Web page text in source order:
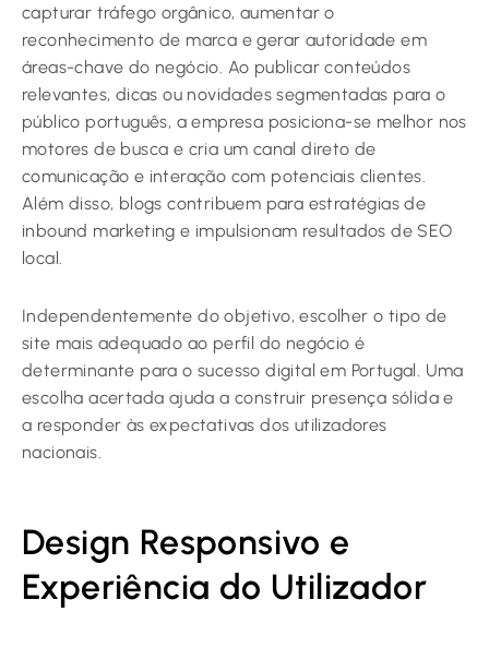
capturar tráfego orgânico, aumentar o
reconhecimento de marca e gerar autoridade em
áreas-chave do negócio. Ao publicar conteúdos
relevantes, dicas ou novidades segmentadas para o
público português, a empresa posiciona-se melhor nos
motores de busca e cria um canal direto de
comunicação e interação com potenciais clientes.
Além disso, blogs contribuem para estratégias de
inbound marketing e impulsionam resultados de SEO
local.
Independentemente do objetivo, escolher o tipo de
site mais adequado ao perfil do negócio é
determinante para o sucesso digital em Portugal. Uma
escolha acertada ajuda a construir presença sólida e
a responder às expectativas dos utilizadores
nacionais.
Design Responsivo e
Experiência do Utilizador